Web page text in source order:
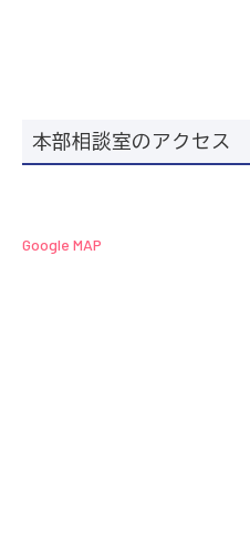
本部相談室のアクセス
Google MAP